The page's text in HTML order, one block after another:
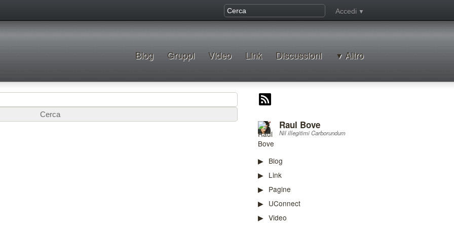
Accedi
Blog Gruppi Video Link Discussioni Altro
Raul Bove
Nil illegitimi Carborundum
Blog
Link
Pagine
UConnect
Video